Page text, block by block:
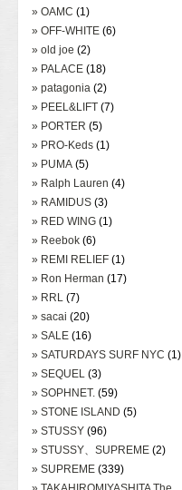
» OAMC (1)
» OFF-WHITE (6)
» old joe (2)
» PALACE (18)
» patagonia (2)
» PEEL&LIFT (7)
» PORTER (5)
» PRO-Keds (1)
» PUMA (5)
» Ralph Lauren (4)
» RAMIDUS (3)
» RED WING (1)
» Reebok (6)
» REMI RELIEF (1)
» Ron Herman (17)
» RRL (7)
» sacai (20)
» SALE (16)
» SATURDAYS SURF NYC (1)
» SEQUEL (3)
» SOPHNET. (59)
» STONE ISLAND (5)
» STUSSY (96)
» STUSSY、SUPREME (2)
» SUPREME (339)